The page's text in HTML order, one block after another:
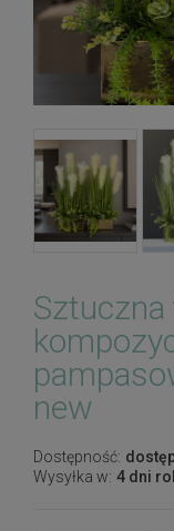
new
Dostępność:
Wysyłka w: 4 dni